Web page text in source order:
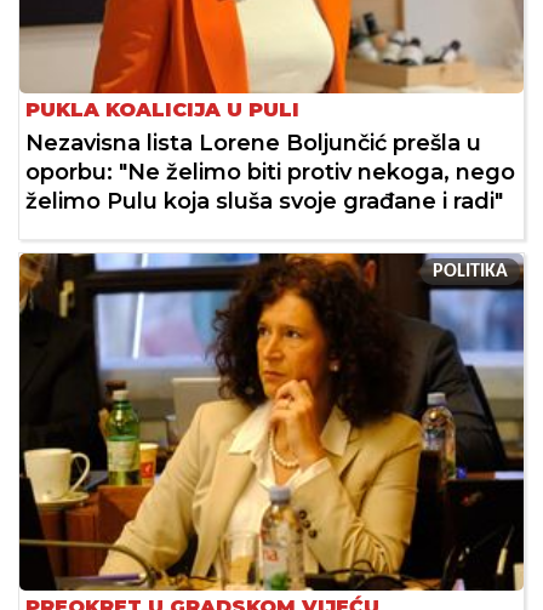
PUKLA KOALICIJA U PULI
Nezavisna lista Lorene Boljunčić prešla u
oporbu: "Ne želimo biti protiv nekoga, nego
želimo Pulu koja sluša svoje građane i radi"
POLITIKA